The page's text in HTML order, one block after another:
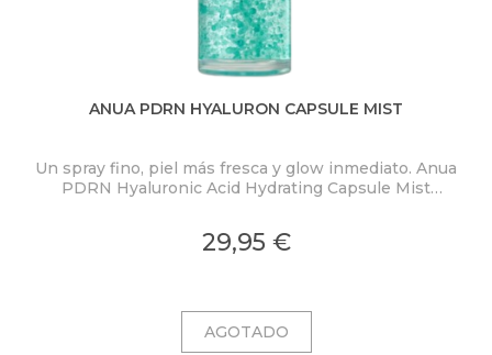
ANUA PDRN HYALURON CAPSULE MIST
Un spray fino, piel más fresca y glow inmediato. Anua
PDRN Hyaluronic Acid Hydrating Capsule Mist
ultrafinas que se funden al contacto con la piel.
29,95 €